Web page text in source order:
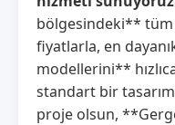
bölgesindeki**
fiyatlarla, en
modellerini**
standart bir
proje olsun,